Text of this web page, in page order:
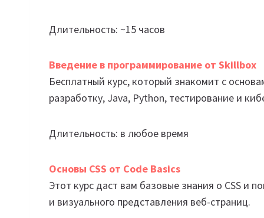
Длительность: ~15 часов
Введение в программирование от Skillbox
Бесплатный курс, который знакомит с
разработку, Java, Python, тестирование и
Длительность: в любое время
Основы CSS от Code Basics
Этот курс даст вам базовые знания о CSS и
и визуального представления веб-страниц.